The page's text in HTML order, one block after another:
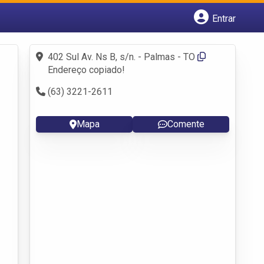
Entrar
Fazer login
Criar conta
402 Sul Av. Ns B, s/n. - Palmas - TO
Endereço copiado!
(63) 3221-2611
Mapa Comente